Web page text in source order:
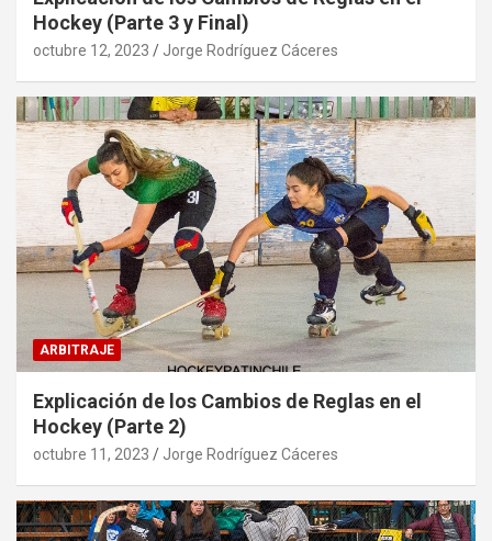
Hockey (Parte 3 y Final)
octubre 12, 2023 Jorge Rodríguez Cáceres
ARBITRAJE
Explicación de los Cambios de Reglas en el
Hockey (Parte 2)
octubre 11, 2023 Jorge Rodríguez Cáceres